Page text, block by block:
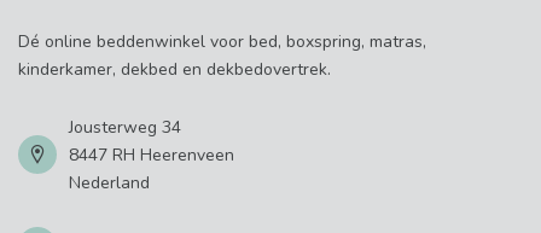
Dé online beddenwinkel voor bed, boxspring, matras,
kinderkamer, dekbed en dekbedovertrek.
Jousterweg 34
8447 RH Heerenveen
Nederland